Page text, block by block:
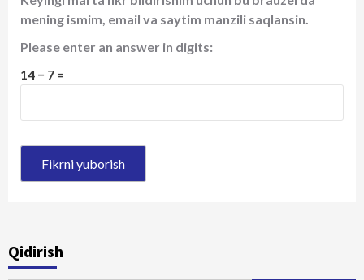
mening ismim, email va saytim manzili saqlansin.
Please enter an answer in digits:
14 − 7 =
Qidirish